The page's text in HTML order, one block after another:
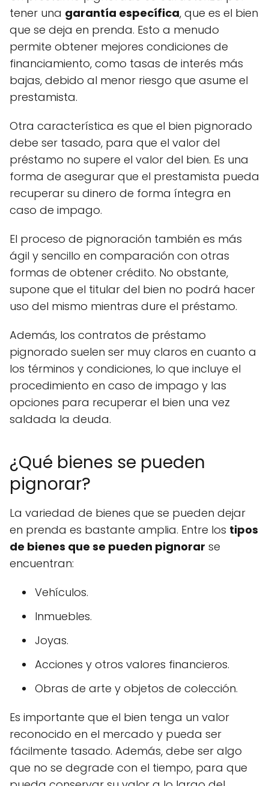
tener una garantía específica, que es el bien
que se deja en prenda. Esto a menudo
permite obtener mejores condiciones de
financiamiento, como tasas de interés más
bajas, debido al menor riesgo que asume el
prestamista.
Otra característica es que el bien pignorado
debe ser tasado, para que el valor del
préstamo no supere el valor del bien. Es una
forma de asegurar que el prestamista pueda
recuperar su dinero de forma íntegra en
caso de impago.
El proceso de pignoración también es más
ágil y sencillo en comparación con otras
formas de obtener crédito. No obstante,
supone que el titular del bien no podrá hacer
uso del mismo mientras dure el préstamo.
Además, los contratos de préstamo
pignorado suelen ser muy claros en cuanto a
los términos y condiciones, lo que incluye el
procedimiento en caso de impago y las
opciones para recuperar el bien una vez
saldada la deuda.
¿Qué bienes se pueden
pignorar?
La variedad de bienes que se pueden dejar
en prenda es bastante amplia. Entre los tipos
de bienes que se pueden pignorar se
encuentran:
Vehículos.
Inmuebles.
Joyas.
Acciones y otros valores financieros.
Obras de arte y objetos de colección.
Es importante que el bien tenga un valor
reconocido en el mercado y pueda ser
fácilmente tasado. Además, debe ser algo
que no se degrade con el tiempo, para que